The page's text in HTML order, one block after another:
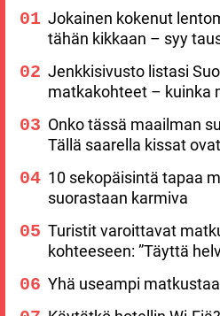
Jokainen kokenut
tähän kikkaan – syy
Jenkkisivusto listasi
matkakohteet – kuinka
Onko tässä maailman
Tällä saarella kissat
10 sekopäisintä tapaa
suorastaan karmiva
Turistit varoittavat
kohteeseen: ”Täyttä
Yhä useampi